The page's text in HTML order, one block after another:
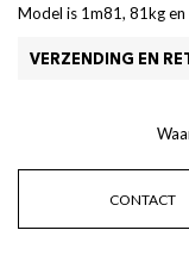
Model is 1m81, 81kg
VERZENDING EN
CONTACT